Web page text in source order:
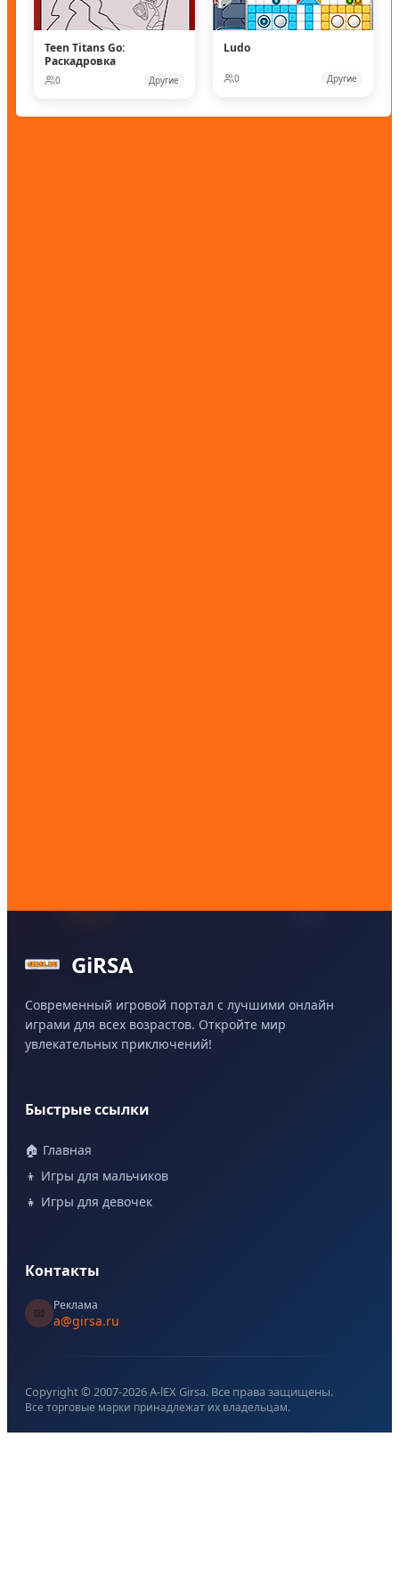
Teen Titans Go:
Раскадровка
0 Другие
Ludo
0 Другие
GiRSA
Современный игровой портал с лучшими онлайн
играми для всех возрастов. Откройте мир
увлекательных приключений!
Быстрые ссылки
🏠 Главная
👦 Игры для мальчиков
👧 Игры для девочек
Контакты
📧
Реклама
a@girsa.ru
Copyright © 2007-2026A-lEX Girsa. Все права защищены.
Все торговые марки принадлежат их владельцам.